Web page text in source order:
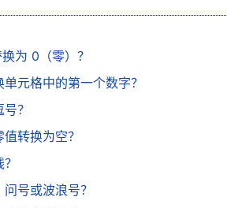
为 0（零）？
元格中的第一个数字？
？
转换为空？
号或波浪号？